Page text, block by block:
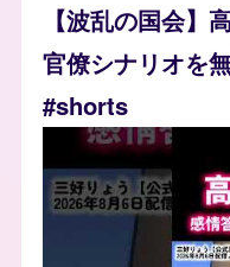
【波乱の国会】
官僚シナリオを
#shorts